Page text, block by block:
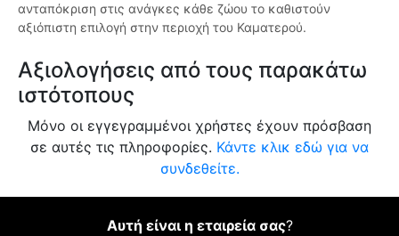
ανταπόκριση στις ανάγκες κάθε ζώου το καθιστούν
αξιόπιστη επιλογή στην περιοχή του Καματερού.
Αξιολογήσεις από τους παρακάτω
ιστότοπους
Μόνο οι εγγεγραμμένοι χρήστες έχουν πρόσβαση
σε αυτές τις πληροφορίες. Κάντε κλικ εδώ για να
συνδεθείτε.
Αυτή είναι η εταιρεία σας?